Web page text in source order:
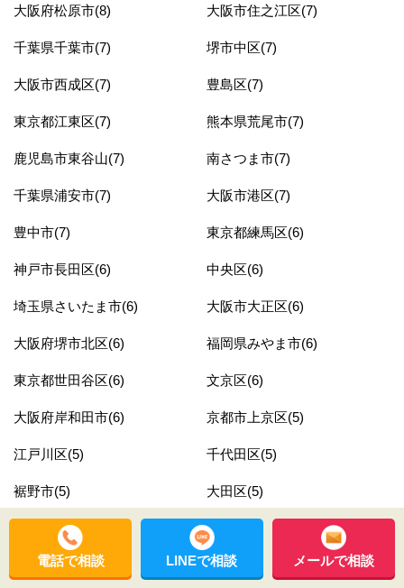
大阪府松原市(8) 大阪市住之江区(7)
千葉県千葉市(7) 堺市中区(7)
大阪市西成区(7) 豊島区(7)
東京都江東区(7) 熊本県荒尾市(7)
鹿児島市東谷山(7) 南さつま市(7)
千葉県浦安市(7) 大阪市港区(7)
豊中市(7) 東京都練馬区(6)
神戸市長田区(6) 中央区(6)
埼玉県さいたま市(6) 大阪市大正区(6)
大阪府堺市北区(6) 福岡県みやま市(6)
東京都世田谷区(6) 文京区(6)
大阪府岸和田市(6) 京都市上京区(5)
江戸川区(5) 千代田区(5)
裾野市(5) 大田区(5)
吹田市(5) 姶良市(5)
指宿市(5) 兵庫県宝塚市(5)
電話で相談 LINEで相談 メールで相談